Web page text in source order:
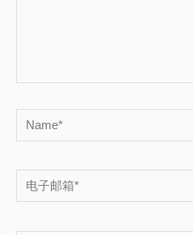
Name*
电
子